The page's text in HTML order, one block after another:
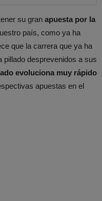
su gran apuesta por la
país, como ya ha
que la carrera que ya ha
pillado desprevenidos a sus
evoluciona muy rápido
apuestas en el